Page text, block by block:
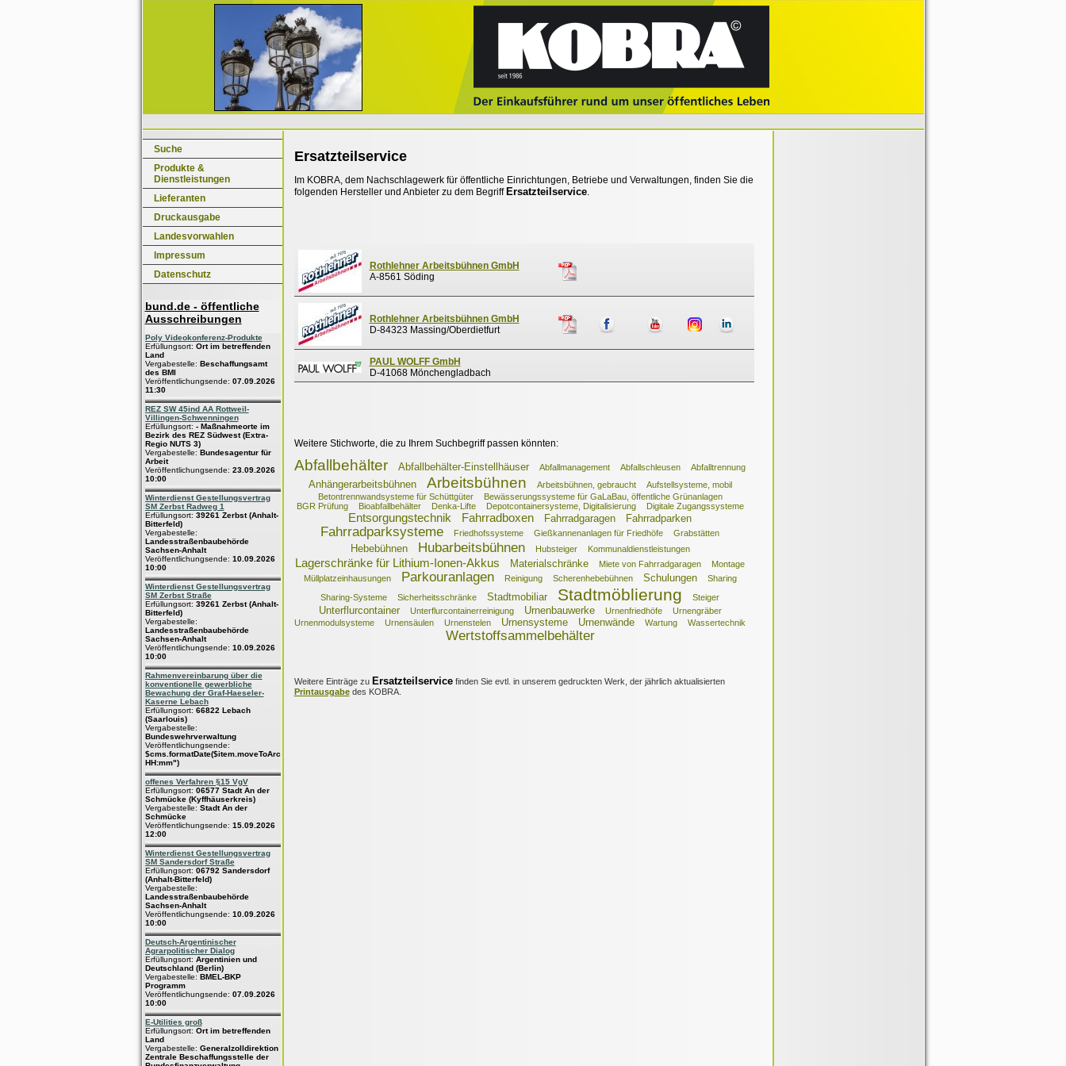
Suche
Produkte &
Dienstleistungen
Lieferanten
Druckausgabe
Landesvorwahlen
Impressum
Datenschutz
bund.de - öffentliche
Ausschreibungen
Poly Videokonferenz-Produkte
Erfüllungsort: Ort im betreffenden
Land
Vergabestelle: Beschaffungsamt
des BMI
Veröffentlichungsende: 07.09.2026
11:30
REZ SW 45ind AA Rottweil-
Villingen-Schwenningen
Erfüllungsort: - Maßnahmeorte im
Bezirk des REZ Südwest (Extra-
Regio NUTS 3)
Vergabestelle: Bundesagentur für
Arbeit
Veröffentlichungsende: 23.09.2026
10:00
Winterdienst Gestellungsvertrag
SM Zerbst Radweg 1
Erfüllungsort: 39261 Zerbst (Anhalt-
Bitterfeld)
Vergabestelle:
Landesstraßenbaubehörde
Sachsen-Anhalt
Veröffentlichungsende: 10.09.2026
10:00
Winterdienst Gestellungsvertrag
SM Zerbst Straße
Erfüllungsort: 39261 Zerbst (Anhalt-
Bitterfeld)
Vergabestelle:
Landesstraßenbaubehörde
Sachsen-Anhalt
Veröffentlichungsende: 10.09.2026
10:00
Rahmenvereinbarung über die
konventionelle gewerbliche
Bewachung der Graf-Haeseler-
Kaserne Lebach
Erfüllungsort: 66822 Lebach
(Saarlouis)
Vergabestelle:
Bundeswehrverwaltung
Veröffentlichungsende:
$cms.formatDate($item.moveToArchive,"dd.MM.yyyy
HH:mm")
offenes Verfahren §15 VgV
Erfüllungsort: 06577 Stadt An der
Schmücke (Kyffhäuserkreis)
Vergabestelle: Stadt An der
Schmücke
Veröffentlichungsende: 15.09.2026
12:00
Winterdienst Gestellungsvertrag
SM Sandersdorf Straße
Erfüllungsort: 06792 Sandersdorf
(Anhalt-Bitterfeld)
Vergabestelle:
Landesstraßenbaubehörde
Sachsen-Anhalt
Veröffentlichungsende: 10.09.2026
10:00
Deutsch-Argentinischer
Agrarpolitischer Dialog
Erfüllungsort: Argentinien und
Deutschland (Berlin)
Vergabestelle: BMEL-BKP
Programm
Veröffentlichungsende: 07.09.2026
10:00
E-Utilities groß
Erfüllungsort: Ort im betreffenden
Land
Vergabestelle: Generalzolldirektion
Zentrale Beschaffungsstelle der
Ersatzteilservice
Im KOBRA, dem Nachschlagewerk für öffentliche Einrichtungen, Betriebe und Verwaltungen, finden Sie die
folgenden Hersteller und Anbieter zu dem Begriff Ersatzteilservice.
Rothlehner Arbeitsbühnen GmbH
A-8561 Söding
Rothlehner Arbeitsbühnen GmbH
D-84323 Massing/Oberdietfurt
PAUL WOLFF GmbH
D-41068 Mönchengladbach
Weitere Stichworte, die zu Ihrem Suchbegriff passen könnten:
Abfallbehälter Abfallbehälter-Einstellhäuser Abfallmanagement Abfallschleusen Abfalltrennung
Anhängerarbeitsbühnen Arbeitsbühnen Arbeitsbühnen, gebraucht
Aufstellsysteme, mobil
Betontrennwandsysteme für Schüttgüter
Bewässerungssysteme für GaLaBau, öffentliche Grünanlagen
BGR Prüfung
Bioabfallbehälter Denka-Lifte Depotcontainersysteme, Digitalisierung Digitale Zugangssysteme
Entsorgungstechnik Fahrradboxen Fahrradgaragen Fahrradparken
Fahrradparksysteme Friedhofssysteme Gießkannenanlagen für Friedhöfe Grabstätten
Hebebühnen Hubarbeitsbühnen Hubsteiger Kommunaldienstleistungen
Lagerschränke für Lithium-Ionen-Akkus Materialschränke Miete von Fahrradgaragen
Montage
Müllplatzeinhausungen
Parkouranlagen Reinigung Scherenhebebühnen Schulungen
Sharing
Sharing-Systeme
Sicherheitsschränke Stadtmobiliar Stadtmöblierung Steiger
Unterflurcontainer Unterflurcontainerreinigung Urnenbauwerke Urnenfriedhöfe
Urnengräber
Urnenmodulsysteme
Urnensäulen Urnenstelen Urnensysteme Urnenwände Wartung Wassertechnik
Wertstoffsammelbehälter
Weitere Einträge zu Ersatzteilservicefinden Sie evtl. in unserem gedruckten Werk, der jährlich aktualisierten
Printausgabedes KOBRA.